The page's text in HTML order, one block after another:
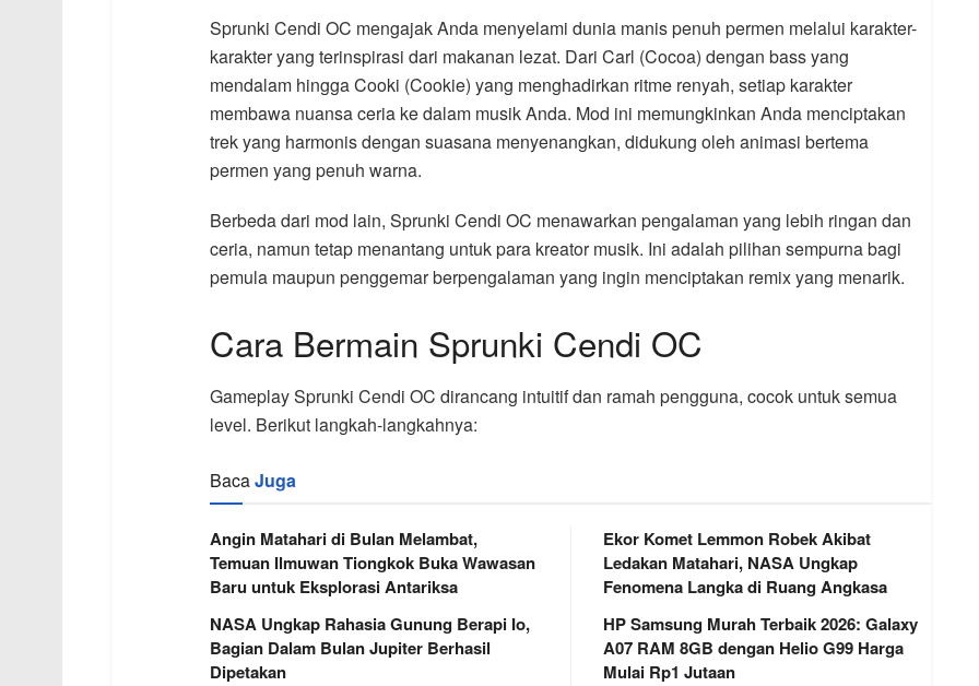
Sprunki Cendi OC mengajak Anda menyelami dunia manis penuh permen melalui karakter-
karakter yang terinspirasi dari makanan lezat. Dari Carl (Cocoa) dengan bass yang
mendalam hingga Cooki (Cookie) yang menghadirkan ritme renyah, setiap karakter
membawa nuansa ceria ke dalam musik Anda. Mod ini memungkinkan Anda menciptakan
trek yang harmonis dengan suasana menyenangkan, didukung oleh animasi bertema
permen yang penuh warna.
Berbeda dari mod lain, Sprunki Cendi OC menawarkan pengalaman yang lebih ringan dan
ceria, namun tetap menantang untuk para kreator musik. Ini adalah pilihan sempurna bagi
pemula maupun penggemar berpengalaman yang ingin menciptakan remix yang menarik.
Cara Bermain Sprunki Cendi OC
Gameplay Sprunki Cendi OC dirancang intuitif dan ramah pengguna, cocok untuk semua
level. Berikut langkah-langkahnya:
BacaJuga
Angin Matahari di Bulan Melambat,
Temuan Ilmuwan Tiongkok Buka Wawasan
Baru untuk Eksplorasi Antariksa
NASA Ungkap Rahasia Gunung Berapi Io,
Bagian Dalam Bulan Jupiter Berhasil
Dipetakan
Ekor Komet Lemmon Robek Akibat
Ledakan Matahari, NASA Ungkap
Fenomena Langka di Ruang Angkasa
HP Samsung Murah Terbaik 2026: Galaxy
A07 RAM 8GB dengan Helio G99 Harga
Mulai Rp1 Jutaan